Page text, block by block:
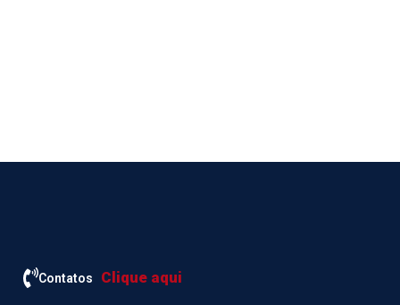
Contatos Clique aqui